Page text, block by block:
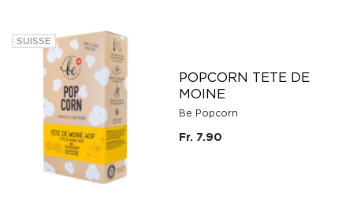
SUISSE
POPCORN TETE DE
MOINE
Be Popcorn
Fr. 7.90